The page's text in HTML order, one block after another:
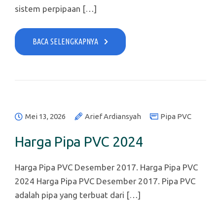
sistem perpipaan […]
BACA SELENGKAPNYA
Mei 13, 2026 Arief Ardiansyah Pipa PVC
Harga Pipa PVC 2024
Harga Pipa PVC Desember 2017. Harga Pipa PVC
2024 Harga Pipa PVC Desember 2017. Pipa PVC
adalah pipa yang terbuat dari […]